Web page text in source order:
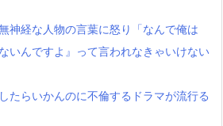
神経な人物の言葉に怒り「なんで俺は
ないんですよ』って言われなきゃいけない
たらいかんのに不倫するドラマが流行る